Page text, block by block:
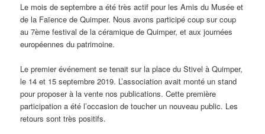
Le mois de septembre a été très actif pour les Amis du Musée et
de la Faïence de Quimper. Nous avons participé coup sur coup
au 7ème festival de la céramique de Quimper, et aux journées
européennes du patrimoine.
Le premier événement se tenait sur la place du Stivel à Quimper,
le 14 et 15 septembre 2019. L’association avait monté un stand
pour proposer à la vente nos publications. Cette première
participation a été l’occasion de toucher un nouveau public. Les
retours sont très positifs.